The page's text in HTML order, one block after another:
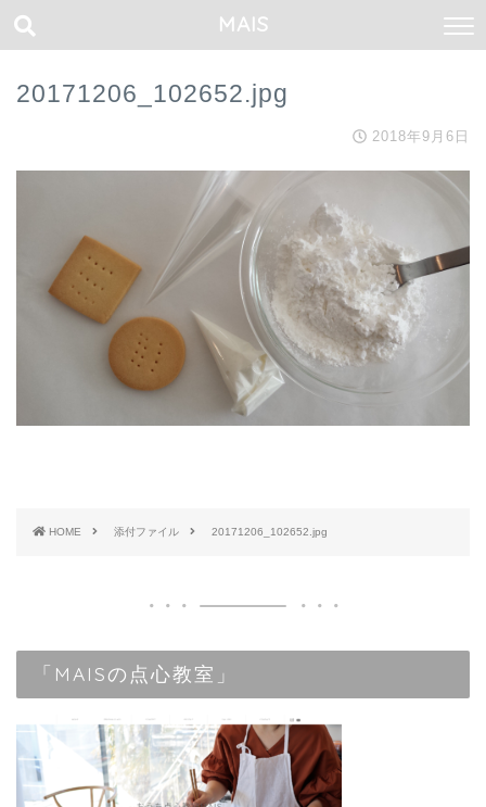
MAIS
20171206_102652.jpg
2018年9月6日
HOME 添付ファイル 20171206_102652.jpg
「MAISの点心教室」